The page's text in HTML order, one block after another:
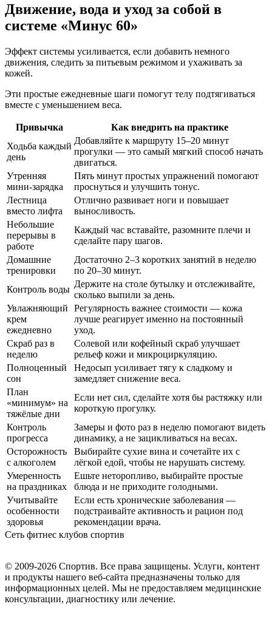
Движение, вода и уход за собой в
системе «Минус 60»
Эффект системы усиливается, если добавить немного
движения, следить за питьевым режимом и ухаживать за
кожей.
Эти простые ежедневные шаги помогут телу подтягиваться
вместе с уменьшением веса.
Привычка
Как внедрить на практике
Ходьба каждый
день
Добавляйте к маршруту 15–20 минут
прогулки — это самый мягкий способ начать
двигаться.
Утренняя
мини-зарядка
Пять минут простых упражнений помогают
проснуться и улучшить тонус.
Лестница
вместо лифта
Отлично развивает ноги и повышает
выносливость.
Небольшие
перерывы в
работе
Каждый час вставайте, разомните плечи и
сделайте пару шагов.
Домашние
тренировки
Достаточно 2–3 коротких занятий в неделю
по 20–30 минут.
Контроль воды
Держите на столе бутылку и отслеживайте,
сколько выпили за день.
Увлажняющий
крем
ежедневно
Регулярность важнее стоимости — кожа
лучше реагирует именно на постоянный
уход.
Скраб раз в
неделю
Солевой или кофейный скраб улучшает
рельеф кожи и микроциркуляцию.
Полноценный
сон
Недосып усиливает тягу к сладкому и
замедляет снижение веса.
План
«минимум» на
тяжёлые дни
Если нет сил, сделайте хотя бы растяжку или
короткую прогулку.
Контроль
прогресса
Замеры и фото раз в неделю помогают видеть
динамику, а не зацикливаться на весах.
Осторожность
с алкоголем
Выбирайте сухие вина и сочетайте их с
лёгкой едой, чтобы не нарушать систему.
Умеренность
на праздниках
Ешьте неторопливо, выбирайте простые
блюда и не приходите голодными.
Учитывайте
особенности
здоровья
Если есть хронические заболевания —
подстраивайте активность и рацион под
рекомендации врача.
Сеть фитнес клубов спортив
© 2009-2026 Спортив. Все права защищены. Услуги, контент
и продукты нашего веб-сайта предназначены только для
информационных целей. Мы не предоставляем медицинские
консультации, диагностику или лечение.